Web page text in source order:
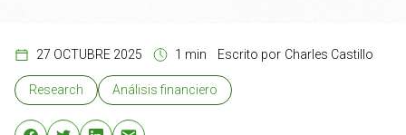
27 OCTUBRE 2025 1 min Escrito por Charles Castillo
Research Análisis financiero